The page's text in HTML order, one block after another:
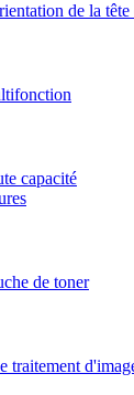
de la tête
capacité
de toner
traitement